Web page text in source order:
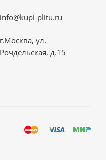
info@kupi-plitu.ru
г.Москва, ул.
Рочдельская, д.15